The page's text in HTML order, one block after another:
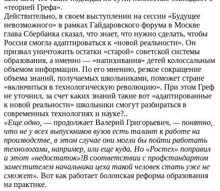
«теорией Грефа».
Действительно, в своем выступлении на сессии «Будущее
невозможного» в рамках Гайдаровского форума в Москве
глава Сбербанка сказал, что знает, что нужно сделать, чтобы
Россия смогла адаптироваться к «новой реальности». Он
призвал уничтожить остатки «старой» советской системы
образования, а именно — «напихивания» детей колоссальным
объемом информации. По его мнению, резкое сокращение
объема знаний, получаемых школьниками, поможет стране
«включиться в технологическую революцию». При этом Греф
не уточнил, за счет каких знаний такие вот «адаптированные
к новой реальности» школьники смогут разбираться в
современных технологиях и науке?..
«Еще одно, — продолжает Валерий Григорьевич, — понятно,
что не у всех выпускников вузов есть талант к работе на
производстве, в этом случае они могли бы пойти работать
технологами, например, или еще куда. Но «Ростех» поправил
и этот «недостаток»!В соответствии с профстандартом
заместителем начальника цеха такой человек стать уже не
сможет». Вот как работает болонская реформа образования
на практике.